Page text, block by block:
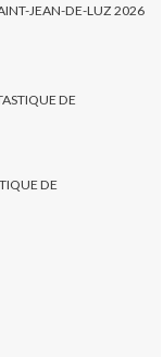
JEAN-DE-LUZ 2026
DE
DE